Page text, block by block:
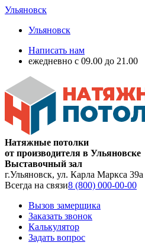
Ульяновск
Ульяновск
Написать нам
ежедневно с 09.00 до 21.00
Натяжные потолки
от производителя в Ульяновске
Выставочный зал
г.Ульяновск, ул. Карла Маркса 39а
Всегда на связи8 (800) 000-00-00
Вызов замерщика
Заказать звонок
Калькулятор
Задать вопрос